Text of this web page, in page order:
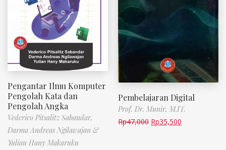
Pengantar Ilmu Komputer
Pengolah Kata dan
Pengolah Angka
Vederico Pitsalitz Sabandar,
Darma Andreas Ngilawajan &
Yulian Hany Makaruku
Pembelajaran Digital
Prof. Dr. Munir, M.IT.
Rp47,000 Rp35,500